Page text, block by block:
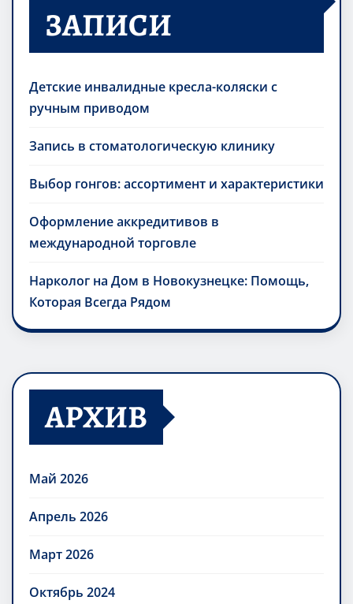
ЗАПИСИ
Детские инвалидные кресла-коляски с
ручным приводом
Запись в стоматологическую клинику
Выбор гонгов: ассортимент и характеристики
Оформление аккредитивов в
международной торговле
Нарколог на Дом в Новокузнецке: Помощь,
Которая Всегда Рядом
АРХИВ
Май 2026
Апрель 2026
Март 2026
Октябрь 2024